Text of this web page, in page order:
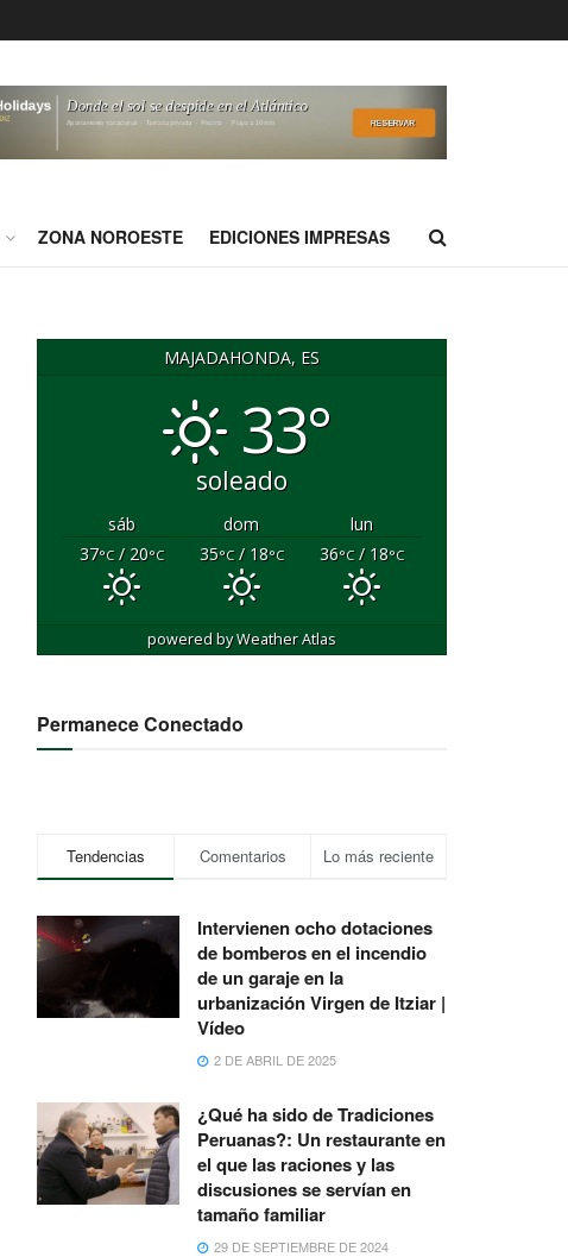
ZONA NOROESTE EDICIONES IMPRESAS
MAJADAHONDA, ES
33°
soleado
sáb dom
lun
37°C/ 20°C 35°C/ 18°C 36°C/ 18°C
powered byWeather Atlas
Permanece Conectado
Tendencias Comentarios Lo más reciente
Intervienen ocho dotaciones
de bomberos en el incendio
de un garaje en la
urbanización Virgen de Itziar |
Vídeo
2 DE ABRIL DE 2025
¿Qué ha sido de Tradiciones
Peruanas?: Un restaurante en
el que las raciones y las
discusiones se servían en
tamaño familiar
29 DE SEPTIEMBRE DE 2024